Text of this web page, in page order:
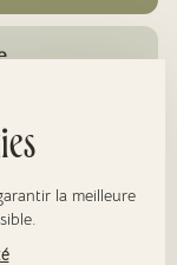
la meilleure